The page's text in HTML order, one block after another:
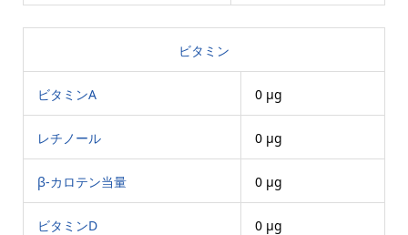
ビタミン
ビタミンA 0 μg
レチノール 0 μg
β-カロテン当量 0 μg
ビタミンD 0 μg